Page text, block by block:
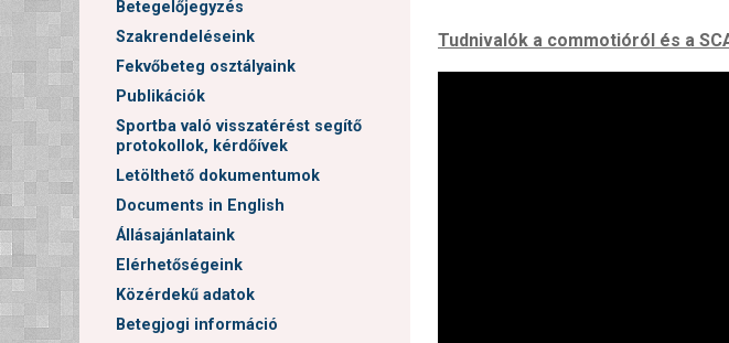
Betegelőjegyzés
Szakrendeléseink
Fekvőbeteg osztályaink
Publikációk
Sportba való visszatérést segítő
protokollok, kérdőívek
Letölthető dokumentumok
Documents in English
Állásajánlataink
Elérhetőségeink
Közérdekű adatok
Betegjogi információ
Tudnivalók a commotióról és a